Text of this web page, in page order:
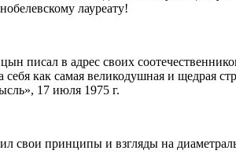
лауреату!
писал в адрес своих
как самая великодушная и щедрая
17 июля 1975 г.
свои принципы и взгляды на